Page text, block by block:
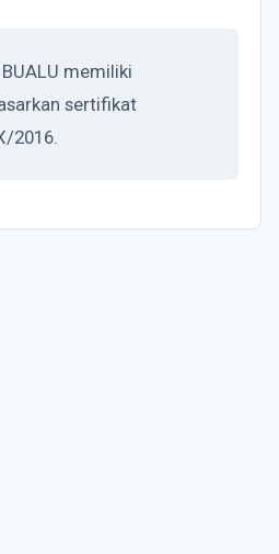
BUALU memiliki
sertifikat
2016.